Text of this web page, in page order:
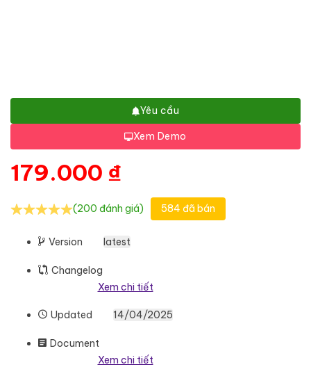
Yêu cầu
Xem Demo
179.000 ₫
(200 đánh giá) 584 đã bán
Version latest
Changelog
Xem chi tiết
Updated 14/04/2025
Document
Xem chi tiết